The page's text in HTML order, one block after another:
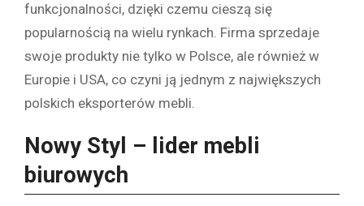
funkcjonalności, dzięki czemu cieszą się
popularnością na wielu rynkach. Firma sprzedaje
swoje produkty nie tylko w Polsce, ale również w
Europie i USA, co czyni ją jednym z największych
polskich eksporterów mebli.
Nowy Styl – lider mebli
biurowych